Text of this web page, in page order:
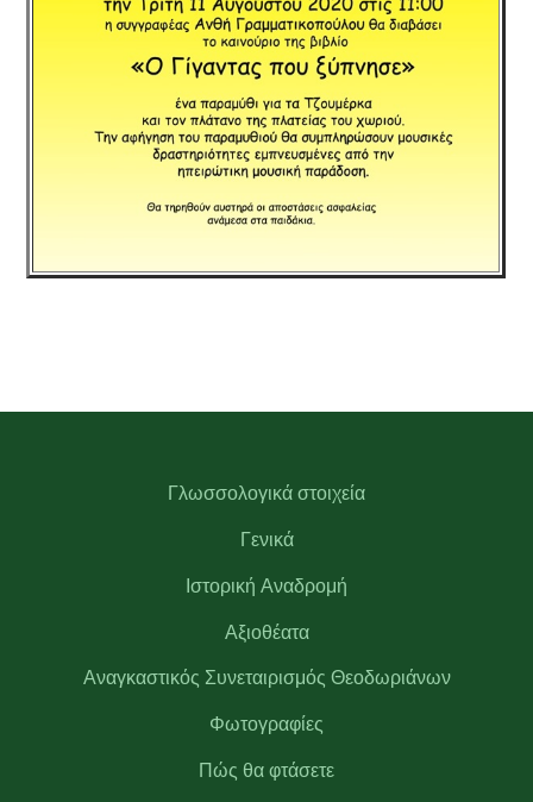
Γλωσσολογικά στοιχεία
Γενικά
Ιστορική Αναδρομή
Αξιοθέατα
Αναγκαστικός Συνεταιρισμός Θεοδωριάνων
Φωτογραφίες
Πώς θα φτάσετε